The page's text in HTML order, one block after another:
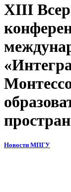
XIII
Новости МПГУ